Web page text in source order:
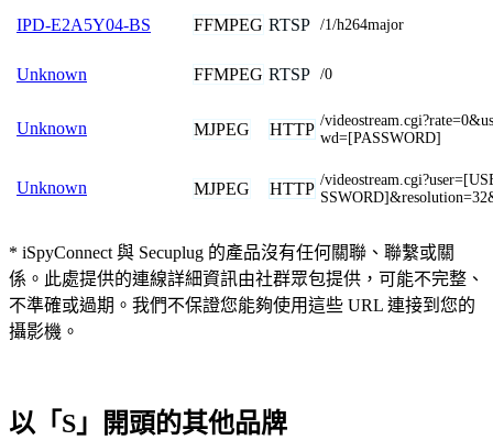
IPD-E2A5Y04-BS FFMPEG RTSP /1/h264major
Unknown FFMPEG RTSP /0
Unknown MJPEG HTTP /
wd=[PASSWORD]
Unknown MJPEG HTTP /
* iSpyConnect 與 Secuplug 的產品沒有任何關聯、聯繫或關
係。此處提供的連線詳細資訊由社群眾包提供，可能不完整、
不準確或過期。我們不保證您能夠使用這些 URL 連接到您的
攝影機。
以「S」開頭的其他品牌